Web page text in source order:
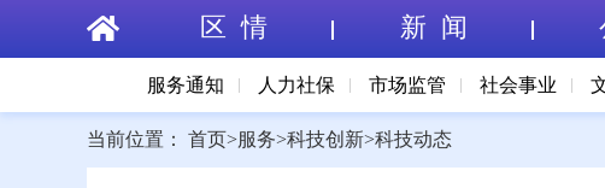
区 情 新 闻
服务通知 人力社保 市场监管 社会事业
当前位置： 首页>服务>科技创新>科技动态